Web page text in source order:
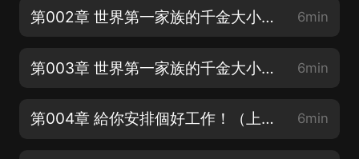
第002章 世界第一家族的千金大小姐？（中）新專輯上架，感謝收聽、訂閱評論投月票！ 6min
第003章 世界第一家族的千金大小姐？（下）新專輯上架，感謝收聽、訂閱評論投月票！ 6min
第004章 給你安排個好工作！（上）【新品求月票+滿星好評！謝謝】 6min